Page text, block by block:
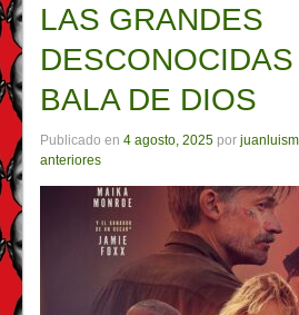
LAS GRANDES
BALA DE DIOS
Publicado en 4 agosto, 2025 por
anteriores